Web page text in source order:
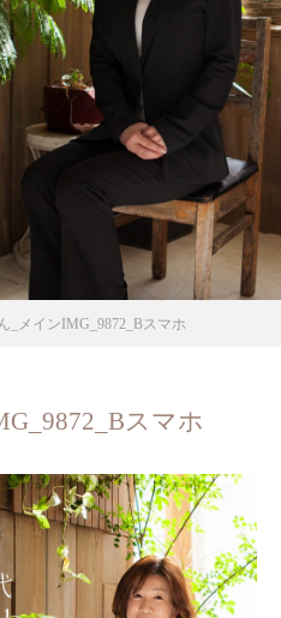
_メインIMG_9872_Bスマホ
スマホ